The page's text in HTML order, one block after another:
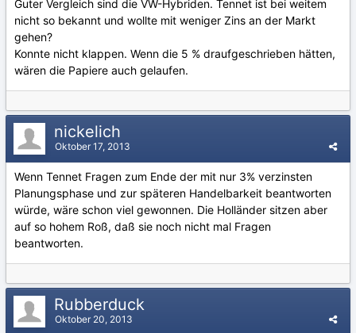
Guter Vergleich sind die VW-Hybriden. Tennet ist bei weitem
nicht so bekannt und wollte mit weniger Zins an der Markt
gehen?
Konnte nicht klappen. Wenn die 5 % draufgeschrieben hätten,
wären die Papiere auch gelaufen.
nickelich
Oktober 17, 2013
Wenn Tennet Fragen zum Ende der mit nur 3% verzinsten
Planungsphase und zur späteren Handelbarkeit beantworten
würde, wäre schon viel gewonnen. Die Holländer sitzen aber
auf so hohem Roß, daß sie noch nicht mal Fragen
beantworten.
Rubberduck
Oktober 20, 2013